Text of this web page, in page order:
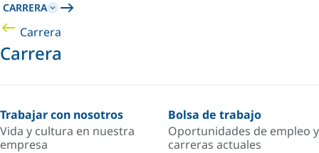
CARRERA
Carrera
Carrera
Trabajar con nosotros
Vida y cultura en nuestra
empresa
Bolsa de trabajo
Oportunidades de empleo y
carreras actuales